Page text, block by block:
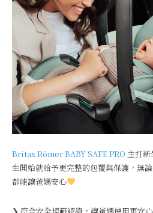
Britax Römer BABY SAFE PRO 主打
生開始就給予更完整的包覆與保護，無
都能讓爸媽安心